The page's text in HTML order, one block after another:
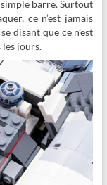
barre. Surtout
ce n’est jamais
disant que ce n’est
les jours.